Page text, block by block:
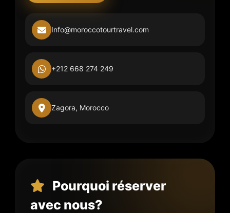
Info@moroccotourtravel.com
+212 668 274 249
Zagora, Morocco
Pourquoi réserver
avec nous?